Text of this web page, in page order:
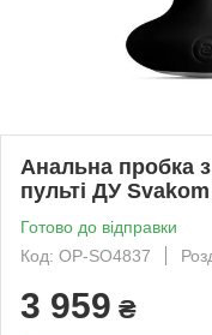
Анальна пробка з
пульті ДУ
Готово до відправки
Код: OP-SO4837
3 959 ₴